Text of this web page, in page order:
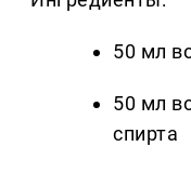
50 мл
50 мл
спирта